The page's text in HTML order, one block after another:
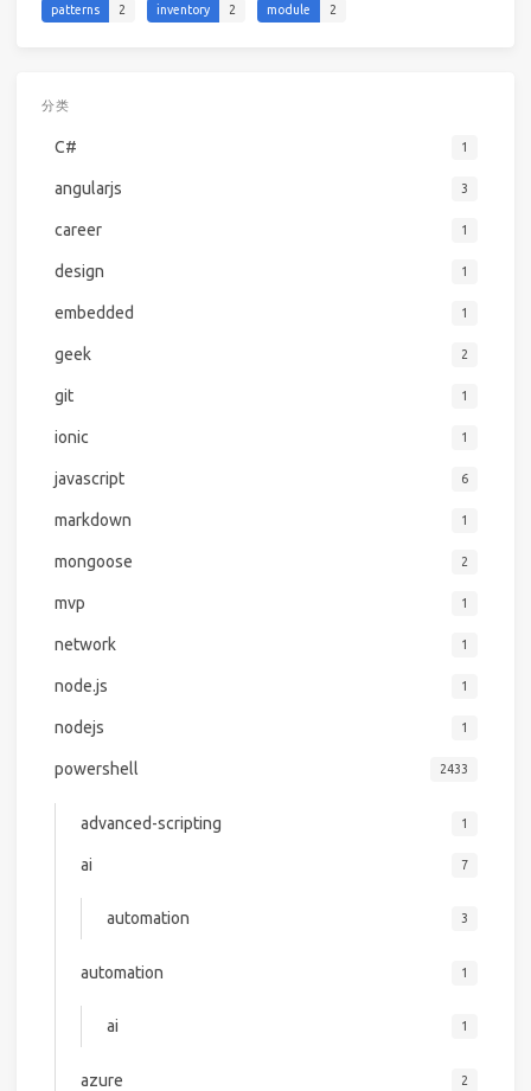
patterns 2 inventory 2 module 2
分类
C# 1
angularjs 3
career 1
design 1
embedded 1
geek 2
git 1
ionic 1
javascript 6
markdown 1
mongoose 2
mvp 1
network 1
node.js 1
nodejs 1
powershell 2433
advanced-scripting 1
ai 7
automation 3
automation 1
ai 1
azure 2